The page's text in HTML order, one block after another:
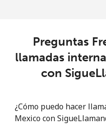
Preguntas
llamadas
con
¿Cómo puedo hacer
Mexico con